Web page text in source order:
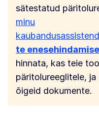
sätestatud
minu
te enesehindamise
hinnata, kas teie
päritolureeglitele,
õigeid dokumente.